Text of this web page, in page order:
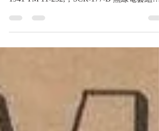
DEPARTMENT TECHNICAL MANUAL,
1941 TM 11-232,，SCR-177-B 無線電套組，